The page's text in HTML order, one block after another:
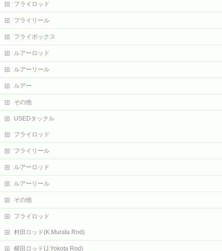
フライロッド
フライリール
フライボックス
ルアーロッド
ルアーリール
ルアー
その他
USEDタックル
フライロッド
フライリール
ルアーロッド
ルアーリール
その他
フライロッド
村田ロッド(K.Murata Rod)
横田ロッド(J.Yokota Rod)